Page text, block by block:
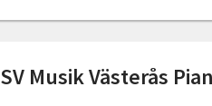
SV Musik Västerås